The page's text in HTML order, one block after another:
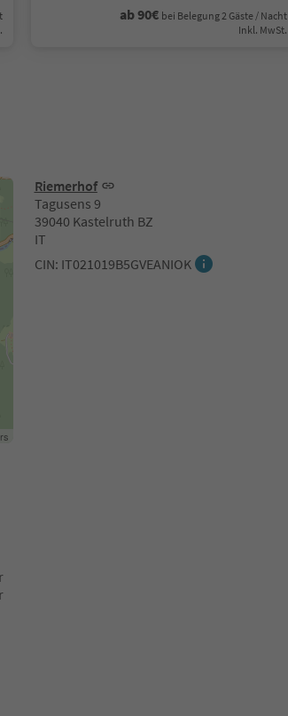
ab 90€ bei Belegung 2 Gäste / Nacht
Inkl. MwSt.
Riemerhof
Tagusens 9
39040 Kastelruth BZ
IT
CIN: IT021019B5GVEANIOK